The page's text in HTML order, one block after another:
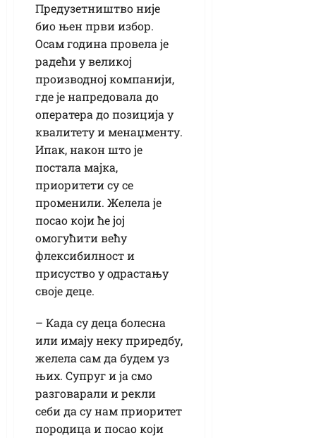
Предузетништво није
био њен први избор.
Осам година провела је
радећи у великој
производној компанији,
где је напредовала до
оператера до позиција у
квалитету и менаџменту.
Ипак, након што је
постала мајка,
приоритети су се
променили. Желела је
посао који ће јој
омогућити већу
флексибилност и
присуство у одрастању
своје деце.
– Када су деца болесна
или имају неку приредбу,
желела сам да будем уз
њих. Супруг и ја смо
разговарали и рекли
себи да су нам приоритет
породица и посао који